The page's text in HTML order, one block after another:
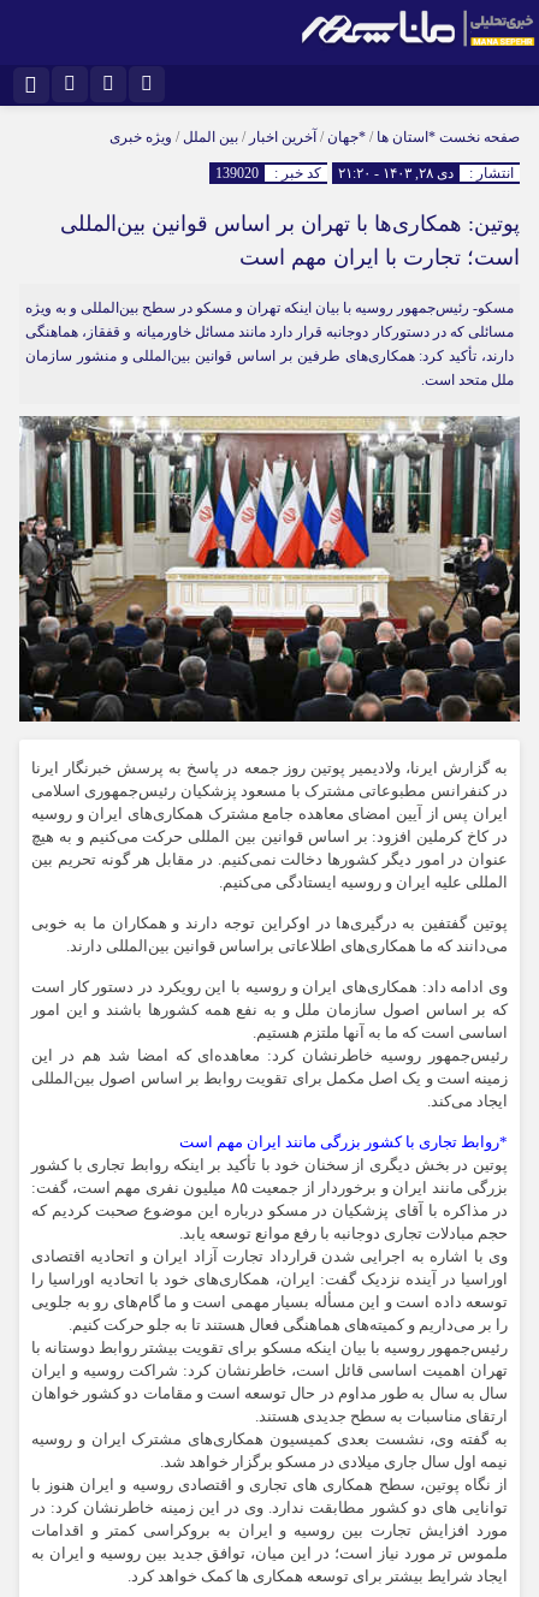
اینستاگرام تلگرام
سروش ایتا
آپارات رمز عبور
مرا به خاطر بسپار
صفحه نخست *استان ها / *جهان/ آخرین اخبار / بین الملل/ ویژه خبری
انتشار : دی ۲۸, ۱۴۰۳ - ۲۱:۲۰ کد خبر : 139020
پوتین: همکاری‌ها با تهران بر اساس قوانین بین‌المللی
است؛‌ تجارت با ایران مهم است
مسکو- رئیس‌جمهور روسیه با بیان اینکه تهران و مسکو در سطح بین‌المللی و به ویژه
مسائلی که در دستورکار دوجانبه قرار دارد مانند مسائل خاورمیانه و قفقاز، هماهنگی
دارند،‌ تأکید کرد:‌ همکاری‌های طرفین بر اساس قوانین بین‌المللی و منشور سازمان
ملل متحد است.
به گزارش ایرنا، ولادیمیر پوتین روز جمعه در پاسخ به پرسش خبرنگار ایرنا
در کنفرانس مطبوعاتی مشترک با مسعود پزشکیان رئیس‌جمهوری اسلامی
ایران پس از آیین امضای معاهده جامع مشترک همکاری‌های ایران و روسیه
در کاخ کرملین افزود:‌ بر اساس قوانین بین المللی حرکت می‌کنیم و به هیچ
عنوان در امور دیگر کشورها دخالت نمی‌کنیم. در مقابل هر گونه تحریم بین
المللی علیه ایران و روسیه ایستادگی می‌کنیم.
پوتین گفتفین به درگیری‌ها در اوکراین توجه دارند و همکاران ما به خوبی
می‌دانند که ما همکاری‌های اطلاعاتی براساس قوانین بین‌المللی دارند.
وی ادامه داد: همکاری‌های ایران و روسیه با این رویکرد در دستور کار است
که بر اساس اصول سازمان ملل و به نفع همه کشورها باشند و این امور
اساسی است که ما به آنها ملتزم هستیم.
رئیس‌جمهور روسیه خاطرنشان کرد:‌ معاهده‌ای که امضا شد هم در این
زمینه است و یک اصل مکمل برای تقویت روابط بر اساس اصول بین‌المللی
ایجاد می‌کند.
*روابط تجاری با کشور بزرگی مانند ایران مهم است
پوتین در بخش دیگری از سخنان خود با تأکید بر اینکه روابط تجاری با کشور
بزرگی مانند ایران و برخوردار از جمعیت ۸۵ میلیون نفری مهم است، گفت:
در مذاکره با آقای پزشکیان در مسکو درباره این موضوع صحبت کردیم که
حجم مبادلات تجاری دوجانبه با رفع موانع توسعه یابد.
وی با اشاره به اجرایی شدن قرارداد تجارت آزاد ایران و اتحادیه اقتصادی
اوراسیا در آینده نزدیک گفت:‌ ایران، همکاری‌های خود با اتحادیه اوراسیا را
توسعه داده است و این مسأله بسیار مهمی است و ما گام‌های رو به جلویی
را بر می‌داریم و کمیته‌های هماهنگی فعال هستند تا به جلو حرکت کنیم.
رئیس‌جمهور روسیه با بیان اینکه مسکو برای تقویت بیشتر روابط دوستانه با
تهران اهمیت اساسی قائل است، خاطرنشان کرد: شراکت روسیه و ایران
سال به سال به طور مداوم در حال توسعه است و مقامات دو کشور خواهان
ارتقای مناسبات به سطح جدیدی هستند.
به گفته وی، نشست بعدی کمیسیون همکاری‌های مشترک ایران و روسیه
نیمه اول سال جاری میلادی در مسکو برگزار خواهد شد.
از نگاه پوتین، سطح همکاری های تجاری و اقتصادی روسیه و ایران هنوز با
توانایی های دو کشور مطابقت ندارد. وی در این زمینه خاطرنشان کرد: در
مورد افزایش تجارت بین روسیه و ایران به بروکراسی کمتر و اقدامات
ملموس تر مورد نیاز است؛ در این میان، توافق جدید بین روسیه و ایران به
ایجاد شرایط بیشتر برای توسعه همکاری ها کمک خواهد کرد.